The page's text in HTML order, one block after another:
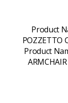
Product
POZZETTO
Product